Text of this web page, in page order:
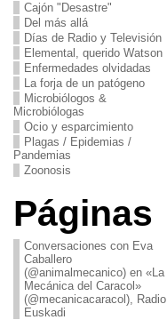
Cajón "Desastre"
Del más allá
Días de Radio y Televisión
Elemental, querido Watson
Enfermedades olvidadas
La forja de un patógeno
Microbiólogos &
Microbiólogas
Ocio y esparcimiento
Plagas / Epidemias /
Pandemias
Zoonosis
Páginas
Conversaciones con Eva
Caballero
(@animalmecanico) en «La
Mecánica del Caracol»
(@mecanicacaracol), Radio
Euskadi